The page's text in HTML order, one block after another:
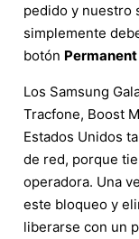
pedido y nuestro
simplemente
botón
Los Samsung
Tracfone, Boost
Estados Unidos
de red, porque
operadora. Una
este bloqueo y
liberarse con un